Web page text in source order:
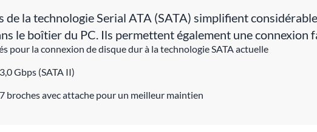
de la technologie Serial ATA (SATA) simplifient
le boîtier du PC. Ils permettent également une connexion
pour la connexion de disque dur à la technologie SATA actuelle
Gbps (SATA II)
broches avec attache pour un meilleur maintien